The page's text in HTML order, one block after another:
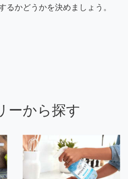
るかどうかを決めましょう。
ーから探す